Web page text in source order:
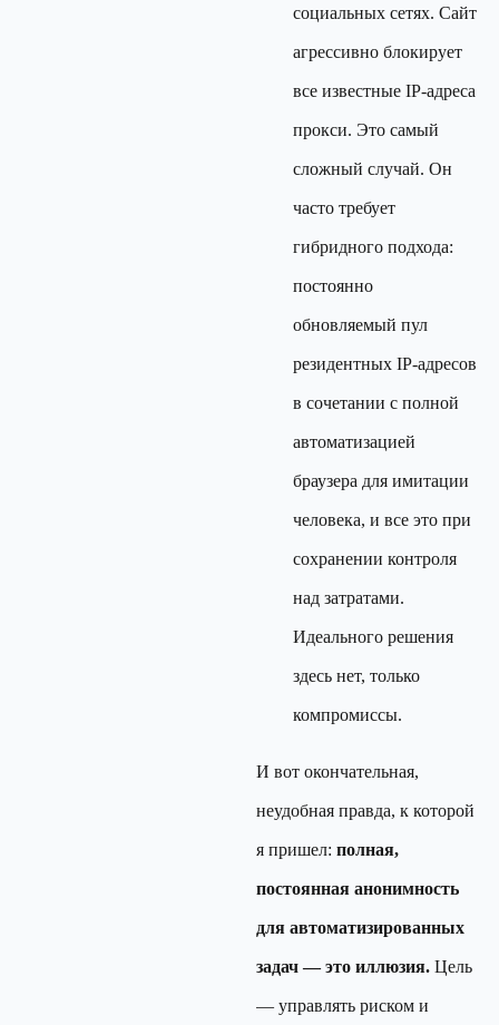
социальных сетях. Сайт
агрессивно блокирует
все известные IP-адреса
прокси. Это самый
сложный случай. Он
часто требует
гибридного подхода:
постоянно
обновляемый пул
резидентных IP-адресов
в сочетании с полной
автоматизацией
браузера для имитации
человека, и все это при
сохранении контроля
над затратами.
Идеального решения
здесь нет, только
компромиссы.
И вот окончательная,
неудобная правда, к которой
я пришел: полная,
постоянная анонимность
для автоматизированных
задач — это иллюзия. Цель
— управлять риском и